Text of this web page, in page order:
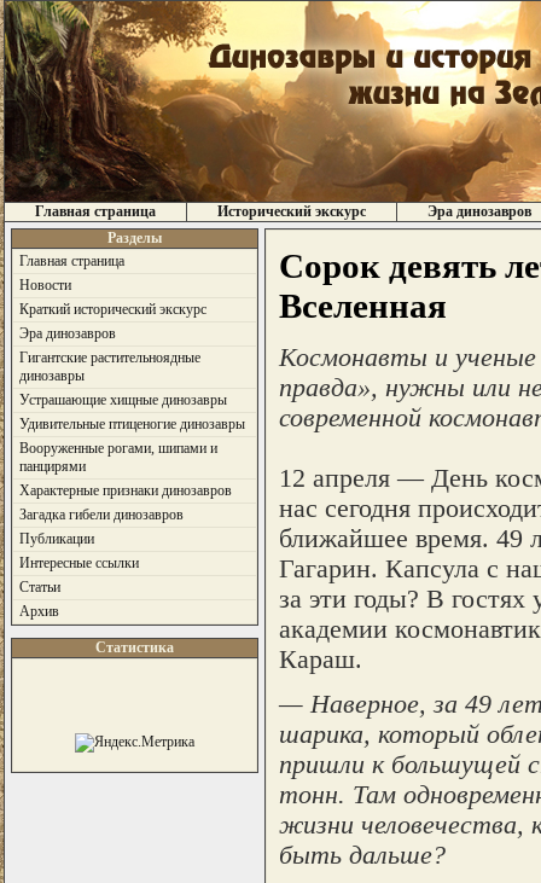
Главная страница Исторический экскурс
Эра динозавров
Разделы
Главная страница
Новости
Краткий исторический экскурс
Эра динозавров
Гигантские растительноядные
динозавры
Устрашающие хищные динозавры
Удивительные птиценогие динозавры
Вооруженные рогами, шипами и
панцирями
Характерные признаки динозавров
Загадка гибели динозавров
Публикации
Интересные ссылки
Статьи
Архив
Статистика
Сорок девять
Вселенная
Космонавты и ученые
правда», нужны или
современной
12 апреля — День
нас сегодня
ближайшее время. 49
Гагарин. Капсула с
за эти годы? В
академии
Караш.
— Наверное, за 49
шарика, который
пришли к большущей
тонн. Там
жизни
быть дальше?